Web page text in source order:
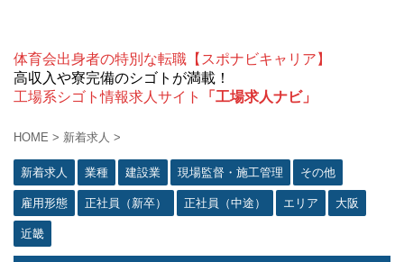
体育会出身者の特別な転職【スポナビキャリア】
高収入や寮完備のシゴトが満載！
工場系シゴト情報求人サイト
「工場求人ナビ」
HOME > 新着求人 >
新着求人 業種 建設業 現場監督・施工管理 その他
雇用形態 正社員（新卒） 正社員（中途） エリア 大阪
近畿